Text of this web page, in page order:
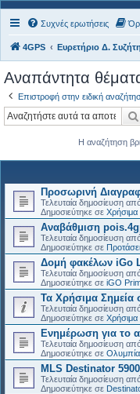
Συχνές ερωτήσεις
4GPS Ευρετήριο Δ.
Αναπάντητα
Επιστροφή στην ειδική
Η αναζήτηση
Προσωρινή
Τελευταία δημοσίευση
Δημοσιεύτηκε σε Χρήσιμα
Αναβάθμιση
Τελευταία δημοσίευση
Δημοσιεύτηκε σε
Δομή φακέλων iGo
Τελευταία δημοσίευση
Δημοσιεύτηκε σε iGO
Τα Χρήσιμα Σημεία
Τελευταία δημοσίευση
Δημοσιεύτηκε σε Χρήσιμα
Ενημέρωση για το
Τελευταία δημοσίευση
Δημοσιεύτηκε σε
MLS Destinator
Τελευταία δημοσίευση
Δημοσιεύτηκε σε